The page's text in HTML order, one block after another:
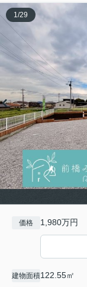
1/29
価格 1,980万円
建物面積122.55㎡